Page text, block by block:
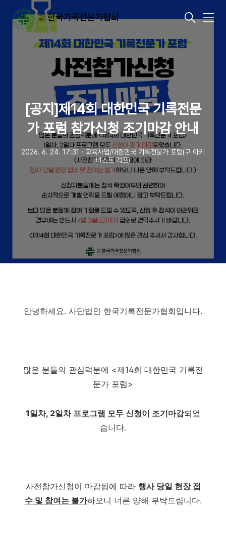
메
[공지]제14회 대한민국 기록전문
가 포럼 참가신청 조기마감 안내
2026. 6. 24. 17:31 ㆍ 교육사업/대한민국 기록전문가 포럼(구 아키
비스트 캠프)
안녕하세요. 사단법인 한국기록전문가협회입니다.
많은 분들의 관심덕분에 <제14회 대한민국 기록전
문가 포럼>
1일차, 2일차 프로그램 모두 신청이 조기마감되었
습니다.
사전참가신청이 마감됨에 따라 행사 당일 현장 접
수 및 참여는 불가하오니 너른 양해 부탁드립니다.